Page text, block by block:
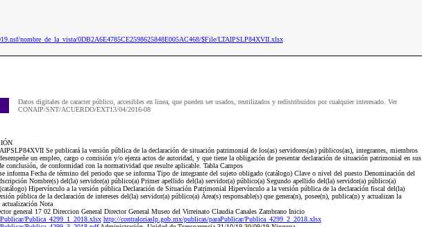
nombre_de_la_vista/0DB2A6E4785CE2598625848E005AC468/$File/LTAIPSLP84XVII.xlsx
Datos digitales de caracter público, accesibles en linea, que pueden ser usados, reutilizados y redistribuidos por cualquier interesado. Ver
CONAIP/SNT/ACUERDO/EXT13/04/2016-08
Se publicará la versión pública de la declaración de situación patrimonial de los(as) servidores(as) públicos(as), integrantes, miembros
un empleo, cargo o comisión y/o ejerza actos de autoridad, y que tiene la obligación de presentar declaración de situación patrimonial en sus
conclusión, de conformidad con la normatividad que resulte aplicable. Tabla Campos
informa Fecha de término del periodo que se informa Tipo de integrante del sujeto obligado (catálogo) Clave o nivel del puesto Denominación del
Nombre(s) del(la) servidor(a) público(a) Primer apellido del(la) servidor(a) público(a) Segundo apellido del(la) servidor(a) público(a)
Hipervínculo a la versión pública Declaración de Situación Patrimonial Hipervínculo a la versión pública de la declaración fiscal del(la)
pública de la declaración de intereses del(la) servidor(a) público(a) Área(s) responsable(s) que genera(n), posee(n), publica(n) y actualizan la
Nota
general 17 02 Direccion General Director General Museo del Virreinato Claudia Canales Zambrano Inicio
Publica_4299_1_2018.xlsx http://contraloriaslp.gob.mx/publicas/paraPublicar/Publica_4299_2_2018.xlsx